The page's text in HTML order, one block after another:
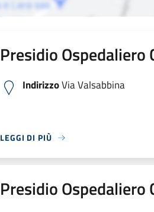
Presidio Ospedaliero
IndirizzoVia Valsabbina
LEGGI DI PIÙ
Presidio Ospedaliero